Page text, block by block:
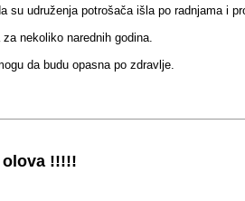
udruženja potrošača išla po radnjama i
nekoliko narednih godina.
da budu opasna po zdravlje.
olova !!!!!